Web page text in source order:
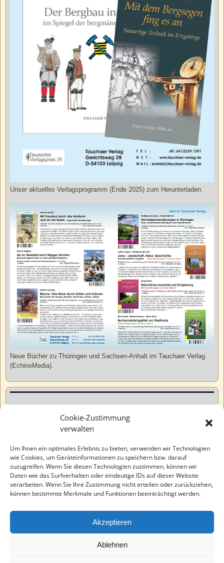
Cookie-Zustimmung
verwalten
Um Ihnen ein optimales Erlebnis zu bieten, verwenden wir Technologien
wie Cookies, um Geräteinformationen zu speichern bzw. darauf
zuzugreifen. Wenn Sie diesen Technologien zustimmen, können wir
Daten wie das Surfverhalten oder eindeutige IDs auf dieser Website
verarbeiten. Wenn Sie Ihre Zustimmung nicht erteilen oder zurückziehen,
können bestimmte Merkmale und Funktionen beeinträchtigt werden.
Akzeptieren
Ablehnen
Unser aktuelles Verlagsprogramm (Ende 2025) zum Herunterladen.
Neue Bücher zu Thüringen und Sachsen-Anhalt im Tauchaer Verlag
(EchinoMedia).
Varia